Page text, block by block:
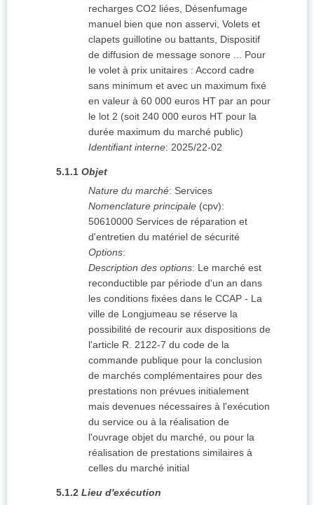
recharges CO2 liées, Désenfumage
manuel bien que non asservi, Volets et
clapets guillotine ou battants, Dispositif
de diffusion de message sonore ... Pour
le volet à prix unitaires : Accord cadre
sans minimum et avec un maximum fixé
en valeur à 60 000 euros HT par an pour
le lot 2 (soit 240 000 euros HT pour la
durée maximum du marché public)
Identifiant interne: 2025/22-02
5.1.1 Objet
Nature du marché: Services
Nomenclature principale (cpv):
50610000 Services de réparation et
d'entretien du matériel de sécurité
Options:
Description des options: Le marché est
reconductible par période d'un an dans
les conditions fixées dans le CCAP - La
ville de Longjumeau se réserve la
possibilité de recourir aux dispositions de
l'article R. 2122-7 du code de la
commande publique pour la conclusion
de marchés complémentaires pour des
prestations non prévues initialement
mais devenues nécessaires à l'exécution
du service ou à la réalisation de
l'ouvrage objet du marché, ou pour la
réalisation de prestations similaires à
celles du marché initial
5.1.2 Lieu d'exécution